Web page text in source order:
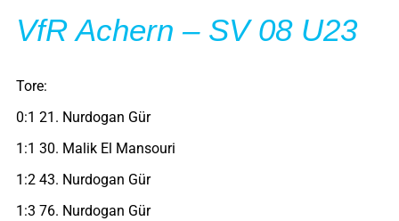
VfR Achern – SV 08 U23
Tore:
0:1 21. Nurdogan Gür
1:1 30. Malik El Mansouri
1:2 43. Nurdogan Gür
1:3 76. Nurdogan Gür